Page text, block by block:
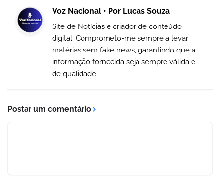
Voz Nacional • Por Lucas Souza
Site de Notícias e criador de conteúdo
digital. Comprometo-me sempre a levar
matérias sem fake news, garantindo que a
informação fornecida seja sempre válida e
de qualidade.
Postar um comentário